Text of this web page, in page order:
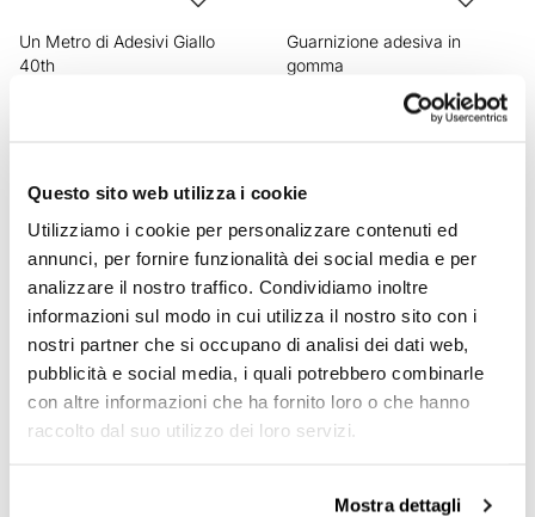
Questo sito web utilizza i cookie
Utilizziamo i cookie per personalizzare contenuti ed
annunci, per fornire funzionalità dei social media e per
analizzare il nostro traffico. Condividiamo inoltre
informazioni sul modo in cui utilizza il nostro sito con i
nostri partner che si occupano di analisi dei dati web,
pubblicità e social media, i quali potrebbero combinarle
con altre informazioni che ha fornito loro o che hanno
raccolto dal suo utilizzo dei loro servizi.
Mostra dettagli
Un Metro di Adesivi Giallo
40th
Guarnizione adesiva in
gomma